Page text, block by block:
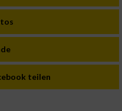
teilen